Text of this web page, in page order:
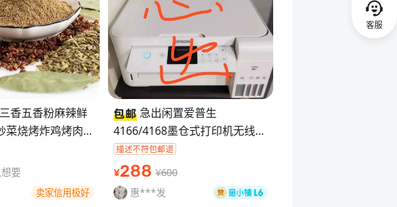
香五香粉麻辣鲜
菜烧烤炸鸡烤肉调
温馨提示】
是
要
卖家信用极好
急出闲置爱普生
4166/4168墨仓式打印机无线手
机远程打印机复印扫 家里有台
闲置的爱普生4166/4168打印
机？放着
¥288 ¥600
惠***发
客服